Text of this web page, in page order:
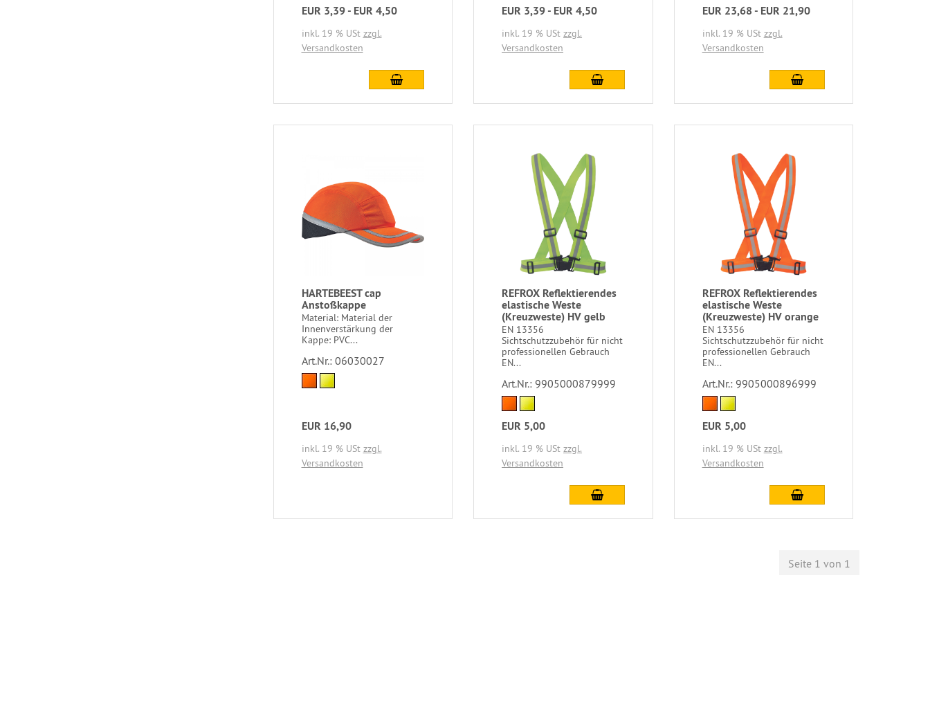
EUR 3,39 - EUR 4,50
inkl. 19 % USt zzgl.
Versandkosten
EUR 3,39 - EUR 4,50
inkl. 19 % UStzzgl.
Versandkosten
EUR 23,68 - EUR 21,90
inkl. 19 % USt zzgl.
Versandkosten
HARTEBEEST cap
Anstoßkappe
Material: Material der
Innenverstärkung der
Kappe: PVC...
Art.Nr.: 06030027
EUR 16,90
inkl. 19 % USt zzgl.
Versandkosten
REFROX Reflektierendes
elastische Weste
(Kreuzweste) HV gelb
EN 13356
Sichtschutzzubehör für nicht
professionellen Gebrauch
EN...
Art.Nr.: 9905000879999
EUR 5,00
inkl. 19 % UStzzgl.
Versandkosten
REFROX Reflektierendes
elastische Weste
(Kreuzweste) HV orange
EN 13356
Sichtschutzzubehör für nicht
professionellen Gebrauch
EN...
Art.Nr.: 9905000896999
EUR 5,00
inkl. 19 % USt zzgl.
Versandkosten
Seite 1 von 1